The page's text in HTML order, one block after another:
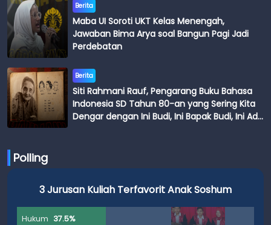
Berita
Maba UI Soroti UKT Kelas Menengah,
Jawaban Bima Arya soal Bangun Pagi Jadi
Perdebatan
Berita
Siti Rahmani Rauf, Pengarang Buku Bahasa
Indonesia SD Tahun 80-an yang Sering Kita
Dengar dengan Ini Budi, Ini Bapak Budi, Ini Adik
Polling
3 Jurusan Kuliah Terfavorit Anak Soshum
Hukum 37.5%